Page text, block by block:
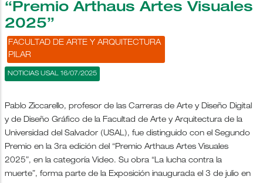
“Premio Arthaus Artes Visuales
2025”
FACULTAD DE ARTE Y ARQUITECTURA
PILAR
NOTICIAS USAL 16/07/2025
Pablo Ziccarello, profesor de las Carreras de Arte y Diseño Digital
y de Diseño Gráfico de la Facultad de Arte y Arquitectura de la
Universidad del Salvador (USAL), fue distinguido con el Segundo
Premio en la 3ra edición del “Premio Arthaus Artes Visuales
2025”, en la categoría Video. Su obra “La lucha contra la
muerte”, forma parte de la Exposición inaugurada el 3 de julio en